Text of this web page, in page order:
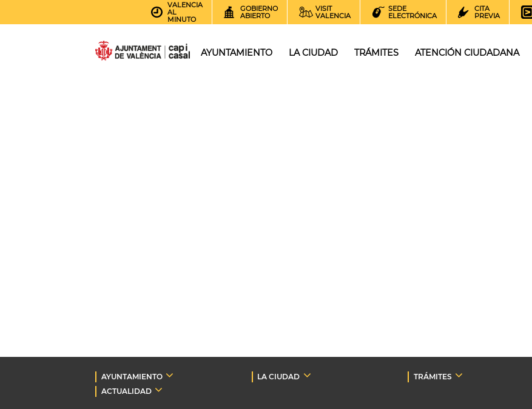
VALENCIA
AL
MINUTO
GOBIERNO
ABIERTO
VISIT
VALENCIA
SEDE
ELECTRÓNICA
CITA
PREVIA
AYUNTAMIENTO LA CIUDAD TRÁMITES ATENCIÓN CIUDADANA
AYUNTAMIENTO LA CIUDAD TRÁMITES
ACTUALIDAD